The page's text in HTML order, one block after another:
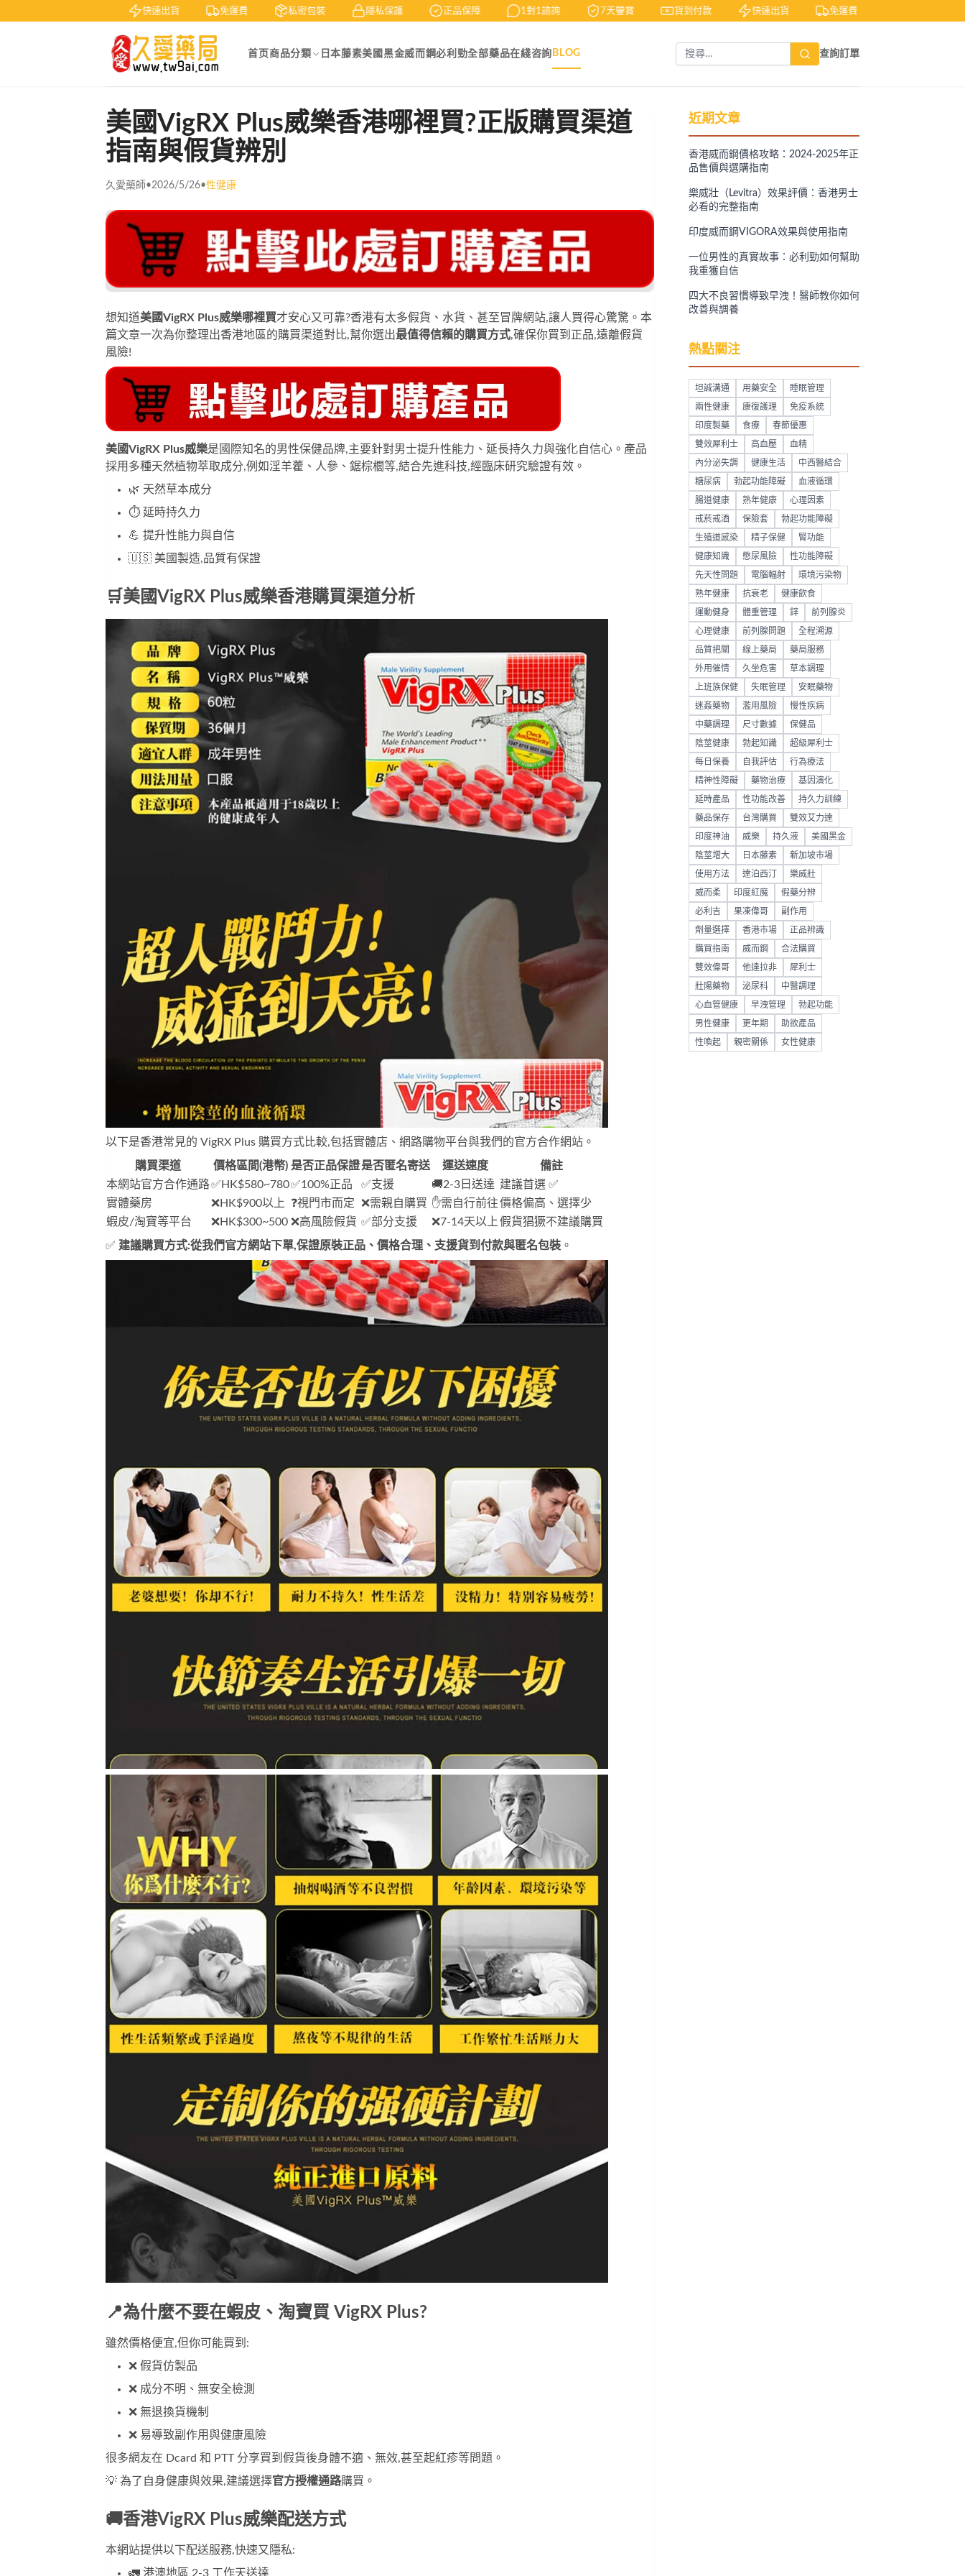
快速出貨 免運費 私密包裝 隱私保護 正品保障 1對1諮詢 7天鑒賞 貨到付款 快速出貨 免運費
首页 商品分類 日本藤素美國黑金威而鋼必利勁全部藥品在綫咨詢 BLOG 查詢訂單
美國VigRX Plus威樂香港哪裡買?正版購買渠道
指南與假貨辨別
久愛藥師•2026/5/26•性健康
想知道美國VigRX Plus威樂哪裡買才安心又可靠?香港有太多假貨、水貨、甚至冒牌網站,讓人買得心驚驚。本
篇文章一次為你整理出香港地區的購買渠道對比,幫你選出最值得信賴的購買方式,確保你買到正品,遠離假貨
風險!
美國VigRX Plus威樂是國際知名的男性保健品牌,主要針對男士提升性能力、延長持久力與強化自信心。產品
採用多種天然植物萃取成分,例如淫羊藿、人參、鋸棕櫚等,結合先進科技,經臨床研究驗證有效。
🌿 天然草本成分
⏱ 延時持久力
💪 提升性能力與自信
🇺🇸 美國製造,品質有保證
🛒美國VigRX Plus威樂香港購買渠道分析
以下是香港常見的 VigRX Plus 購買方式比較,包括實體店、網路購物平台與我們的官方合作網站。
購買渠道 價格區間(港幣) 是否正品保證是否匿名寄送 運送速度
備註
本網站官方合作通路✅HK$580~780✅100%正品 ✅支援 🚚2-3日送達 建議首選 ✅
實體藥房
❌HK$900以上 ❓視門市而定 ❌需親自購買 ✋需自行前往價格偏高、選擇少
蝦皮/淘寶等平台
❌HK$300~500 ❌高風險假貨 ✅部分支援 ❌7-14天以上假貨猖獗不建議購買
✅ 建議購買方式:從我們官方網站下單,保證原裝正品、價格合理、支援貨到付款與匿名包裝 。
📍為什麼不要在蝦皮、淘寶買 VigRX Plus?
雖然價格便宜,但你可能買到:
❌ 假貨仿製品
❌ 成分不明、無安全檢測
❌ 無退換貨機制
❌ 易導致副作用與健康風險
很多網友在 Dcard 和 PTT 分享買到假貨後身體不適、無效,甚至起紅疹等問題。
💡 為了自身健康與效果,建議選擇官方授權通路購買。
🚚香港VigRX Plus威樂配送方式
本網站提供以下配送服務,快速又隱私:
🚛 港澳地區 2-3 工作天送達
近期文章
香港威而鋼價格攻略：2024-2025年正
品售價與選購指南
樂威壯（Levitra）效果評價：香港男士
必看的完整指南
印度威而鋼VIGORA效果與使用指南
一位男性的真實故事：必利勁如何幫助
我重獲自信
四大不良習慣導致早洩！醫師教你如何
改善與調養
熱點關注
坦誠溝通 用藥安全 睡眠管理
兩性健康 康復護理 免疫系統
印度製藥 食療 春節優惠
雙效犀利士 高血壓 血精
內分泌失調 健康生活 中西醫結合
糖尿病 勃起功能障礙 血液循環
腸道健康 熟年健康 心理因素
戒菸戒酒 保險套 勃起功能障礙
生殖道感染 精子保健 腎功能
健康知識 憋尿風險 性功能障礙
先天性問題 電腦輻射 環境污染物
熟年健康 抗衰老 健康飲食
運動健身 體重管理 鋅 前列腺炎
心理健康 前列腺問題 全程溯源
品質把關 線上藥局 藥局服務
外用催情 久坐危害 草本調理
上班族保健 失眠管理 安眠藥物
迷姦藥物 濫用風險 慢性疾病
中藥調理 尺寸數據 保健品
陰莖健康 勃起知識 超級犀利士
每日保養 自我評估 行為療法
精神性障礙 藥物治療 基因演化
延時產品 性功能改善 持久力訓練
藥品保存 台灣購買 雙效艾力達
印度神油 威樂 持久液 美國黑金
陰莖增大 日本藤素 新加坡市場
使用方法 達泊西汀 樂威壯
威而柔 印度紅魔 假藥分辨
必利吉 果凍偉哥 副作用
劑量選擇 香港市場 正品辨識
購買指南 威而鋼 合法購買
雙效偉哥 他達拉非 犀利士
壯陽藥物 泌尿科 中醫調理
心血管健康 早洩管理 勃起功能
男性健康 更年期 助欲產品
性喚起 親密關係 女性健康